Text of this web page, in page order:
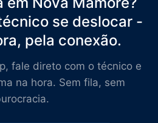
se deslocar -
pela conexão.
fale direto com o técnico e
na hora. Sem fila, sem